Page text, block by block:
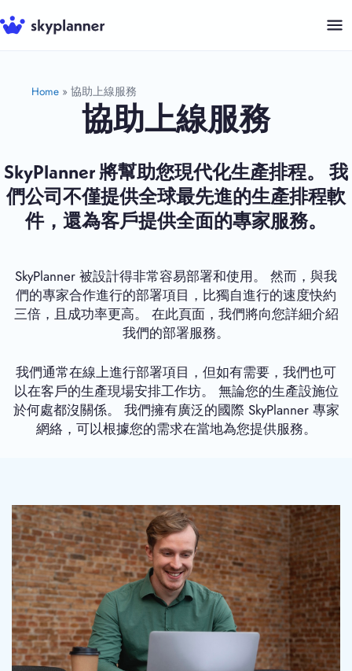
跳
至
Home » 協助上線服務
協助上線服務
SkyPlanner 將幫助您現代化生產排程。 我
們公司不僅提供全球最先進的生產排程軟
件，還為客戶提供全面的專家服務。
SkyPlanner 被設計得非常容易部署和使用。 然而，與我
們的專家合作進行的部署項目，比獨自進行的速度快約
三倍，且成功率更高。 在此頁面，我們將向您詳細介紹
我們的部署服務。
我們通常在線上進行部署項目，但如有需要，我們也可
以在客戶的生產現場安排工作坊。 無論您的生產設施位
於何處都沒關係。 我們擁有廣泛的國際 SkyPlanner 專家
網絡，可以根據您的需求在當地為您提供服務。